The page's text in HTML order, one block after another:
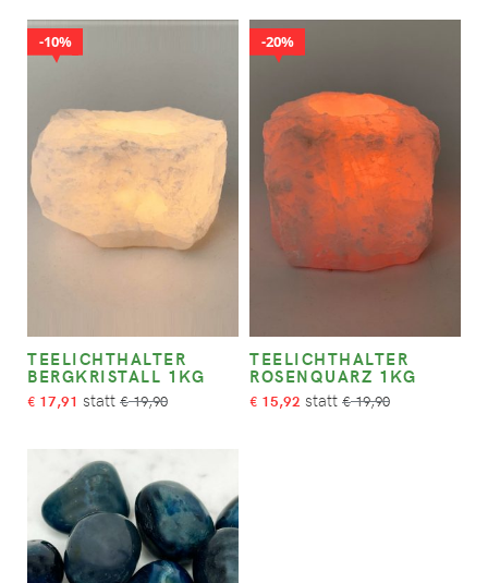
10%
TEELICHTHALTER
BERGKRISTALL 1KG
€ 17,91 €19,90
20%
TEELICHTHALTER
ROSENQUARZ 1KG
€ 15,92 €19,90